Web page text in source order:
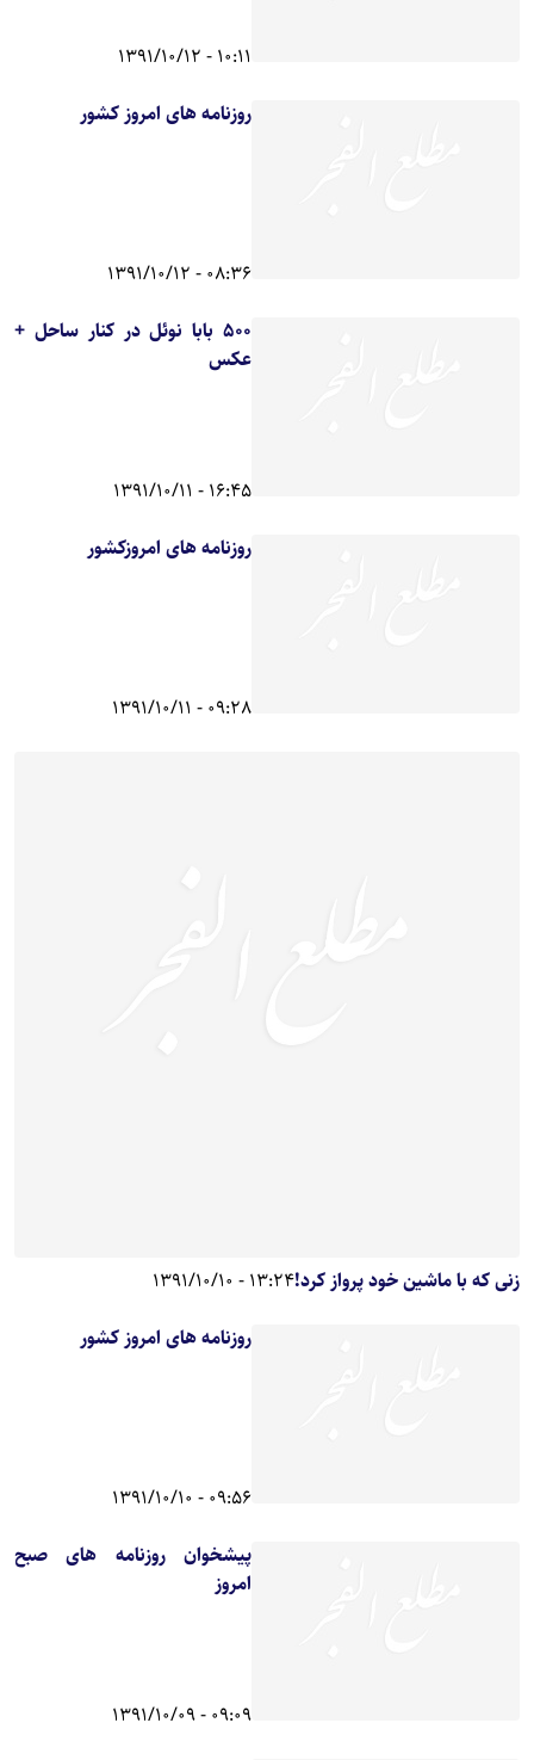
10:11 - 1391/10/12
روزنامه های امروز کشور
08:36 - 1391/10/12
500 بابا نوئل در کنار ساحل +
عکس
16:45 - 1391/10/11
روزنامه های امروزکشور
09:28 - 1391/10/11
زنی که با ماشین خود پرواز کرد!13:24 - 1391/10/10
روزنامه های امروز کشور
09:56 - 1391/10/10
پیشخوان روزنامه های صبح
امروز
09:09 - 1391/10/09